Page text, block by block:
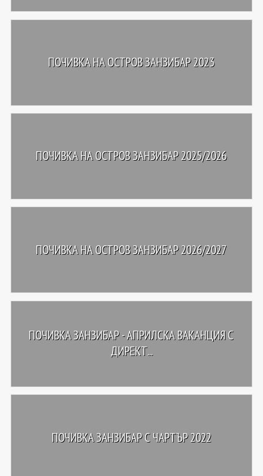
ПОЧИВКА НА ОСТРОВ ЗАНЗИБАР 2023
ПОЧИВКА НА ОСТРОВ ЗАНЗИБАР 2025/2026
ПОЧИВКА НА ОСТРОВ ЗАНЗИБАР 2026/2027
ПОЧИВКА ЗАНЗИБАР - АПРИЛСКА ВАКАНЦИЯ С
ДИРЕКТ...
ПОЧИВКА ЗАНЗИБАР С ЧАРТЪР 2022